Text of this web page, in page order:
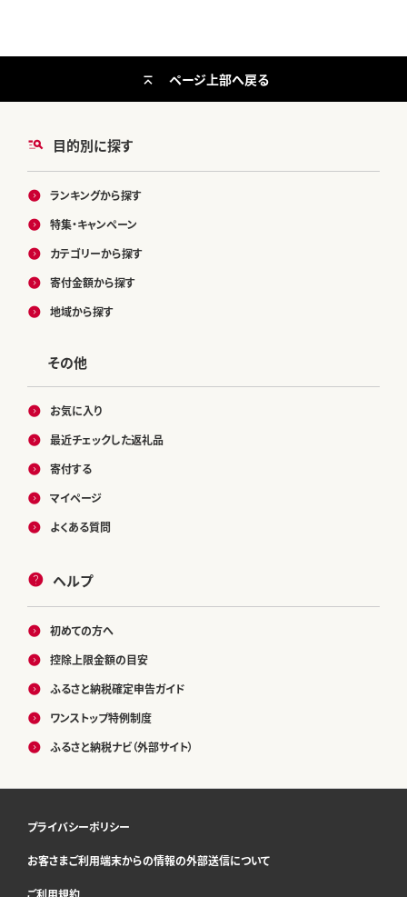
目的別に探す
ランキングから探す
特集・キャンペーン
カテゴリーから探す
寄付金額から探す
地域から探す
その他
お気に入り
最近チェックした返礼品
寄付する
マイページ
よくある質問
ヘルプ
初めての方へ
控除上限金額の目安
ふるさと納税確定申告ガイド
ワンストップ特例制度
ふるさと納税ナビ（外部サイト）
ページ上部へ戻る
プライバシーポリシー
お客さまご利用端末からの情報の外部送信について